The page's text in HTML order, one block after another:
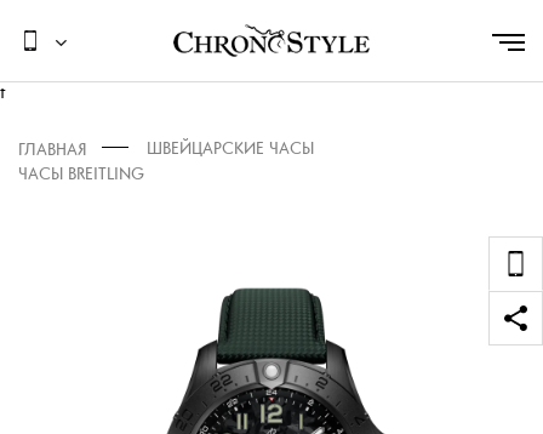
t
ГЛАВНАЯ
ЧАСЫ BREITLING
ШВЕЙЦАРСКИЕ ЧАСЫ